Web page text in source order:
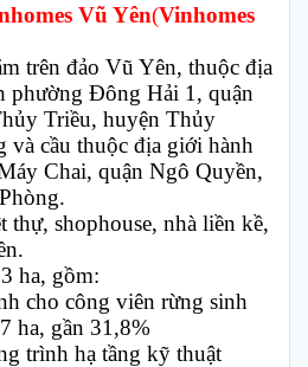
Vũ Yên(Vinhomes
trên đảo Vũ Yên, thuộc địa
phường Đông Hải 1, quận
Triều, huyện Thủy
và cầu thuộc địa giới hành
Chai, quận Ngô Quyền,
thự, shophouse, nhà liền kề,
ha, gồm:
cho công viên rừng sinh
ha, gần 31,8%
trình hạ tầng kỹ thuật